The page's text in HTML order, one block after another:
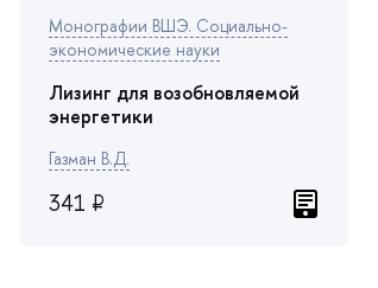
Монографии ВШЭ. Социально-
экономические науки
Лизинг для возобновляемой
энергетики
Газман В.Д.
341 ₽